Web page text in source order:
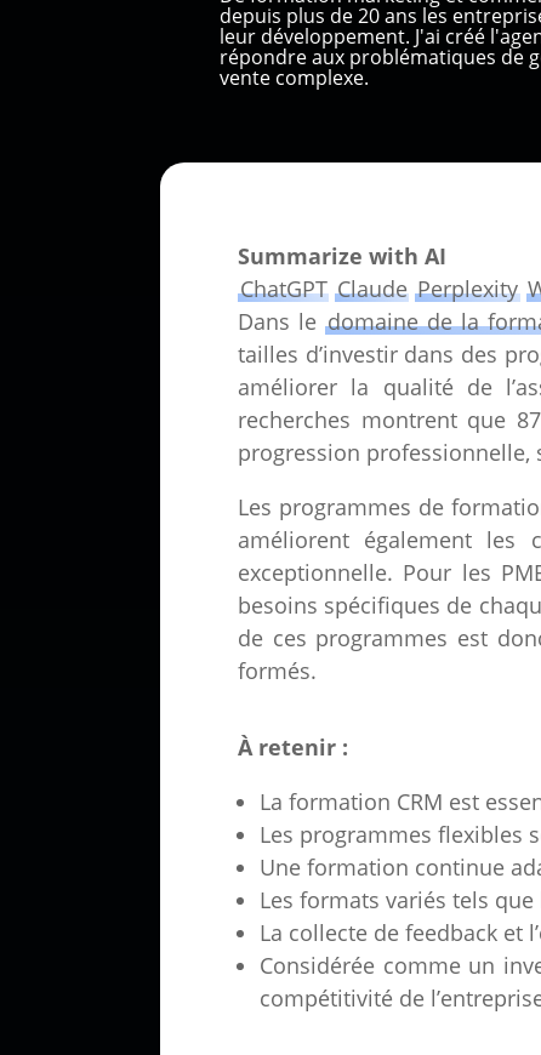
depuis plus de 20 ans les
leur développement. J'ai créé
répondre aux problématiques de
vente complexe.
Summarize with AI
ChatGPT Claude Perplexity
Dans ledomaine de la
tailles d’investir dans des
améliorer la qualité de
recherches montrent que
progression
Les programmes de
améliorent également les
exceptionnelle. Pour les
besoins spécifiques de
de ces programmes est
formés.
À retenir :
La formation CRM est
Les programmes flexibles
Une formation continue
Les formats variés tels
La collecte de feedback et
Considérée comme un
compétitivité de